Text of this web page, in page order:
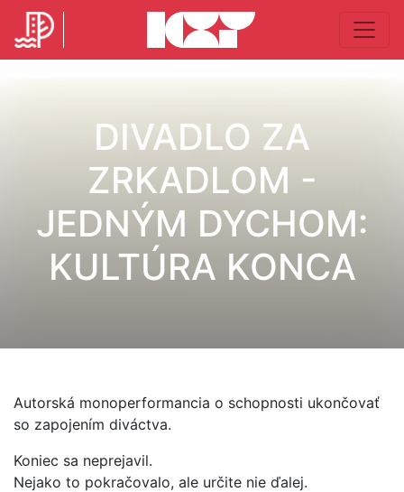
DIVADLO ZA
ZRKADLOM -
JEDNÝM DYCHOM:
KULTÚRA KONCA
Autorská monoperformancia o schopnosti ukončovať
so zapojením diváctva.
Koniec sa neprejavil.
Nejako to pokračovalo, ale určite nie ďalej.